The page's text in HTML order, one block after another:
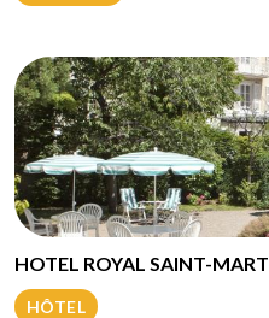
HOTEL ROYAL SAINT-MART
HÔTEL